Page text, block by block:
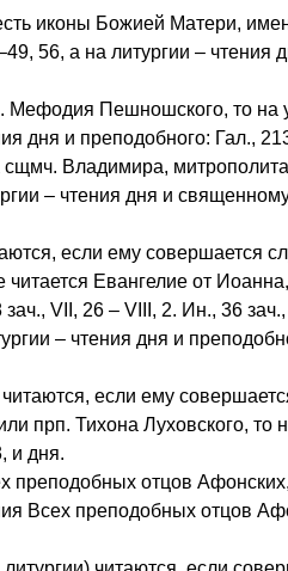
иконы Божией Матери,
56, а на литургии –
Пешношского, то на
дня и преподобного: Гал.,
Владимира, митрополита
– чтения дня и
если ему совершается
Евангелие от
VII, 26 – VIII, 2. Ин., 36
– чтения дня и
если ему
прп. Тихона Луховского, то
и дня.
отцов Афонских,
Всех преподобных отцов